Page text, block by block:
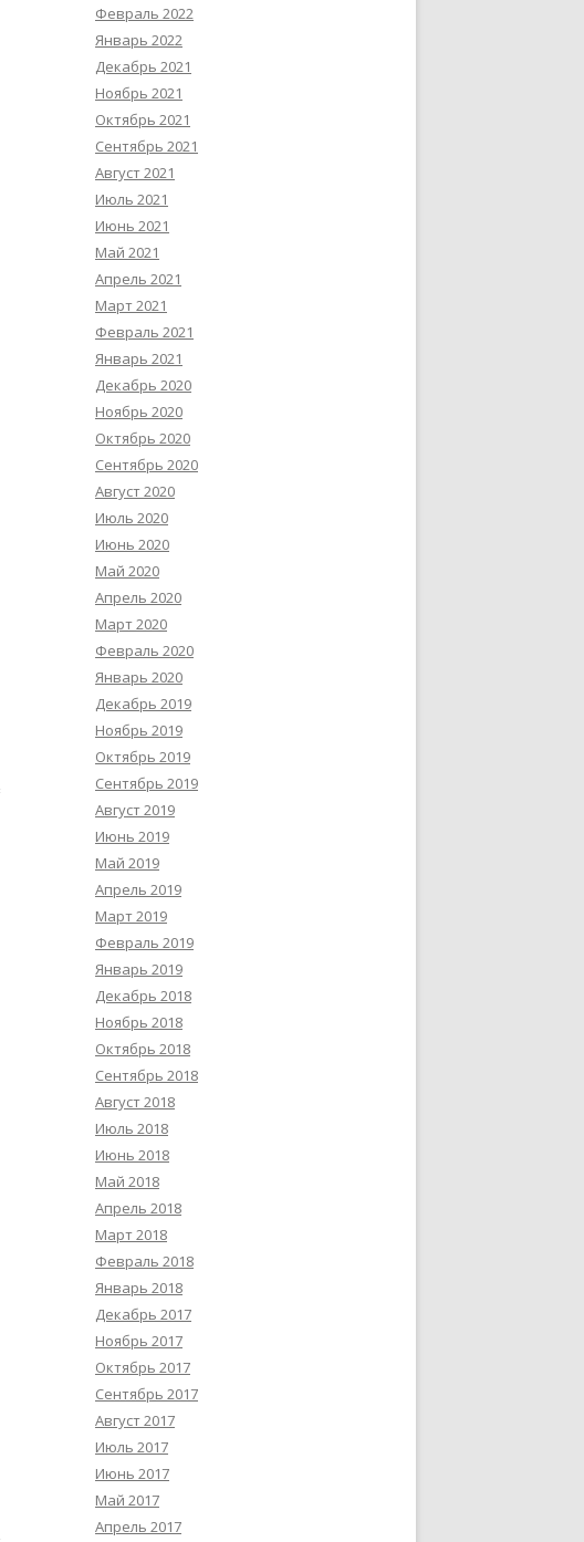
Февраль 2022
Январь 2022
Декабрь 2021
Ноябрь 2021
Октябрь 2021
Сентябрь 2021
Август 2021
Июль 2021
Июнь 2021
Май 2021
Апрель 2021
Март 2021
Февраль 2021
Январь 2021
Декабрь 2020
Ноябрь 2020
Октябрь 2020
Сентябрь 2020
Август 2020
Июль 2020
Июнь 2020
Май 2020
Апрель 2020
Март 2020
Февраль 2020
Январь 2020
Декабрь 2019
Ноябрь 2019
Октябрь 2019
Сентябрь 2019
Август 2019
Июнь 2019
Май 2019
Апрель 2019
Март 2019
Февраль 2019
Январь 2019
Декабрь 2018
Ноябрь 2018
Октябрь 2018
Сентябрь 2018
Август 2018
Июль 2018
Июнь 2018
Май 2018
Апрель 2018
Март 2018
Февраль 2018
Январь 2018
Декабрь 2017
Ноябрь 2017
Октябрь 2017
Сентябрь 2017
Август 2017
Июль 2017
Июнь 2017
Май 2017
Апрель 2017